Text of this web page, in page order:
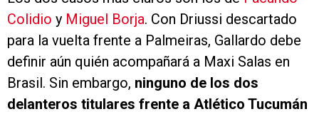
Colidio y Miguel Borja. Con Driussi descartado
para la vuelta frente a Palmeiras, Gallardo debe
definir aún quién acompañará a Maxi Salas en
Brasil. Sin embargo, ninguno de los dos
delanteros titulares frente a Atlético Tucumán